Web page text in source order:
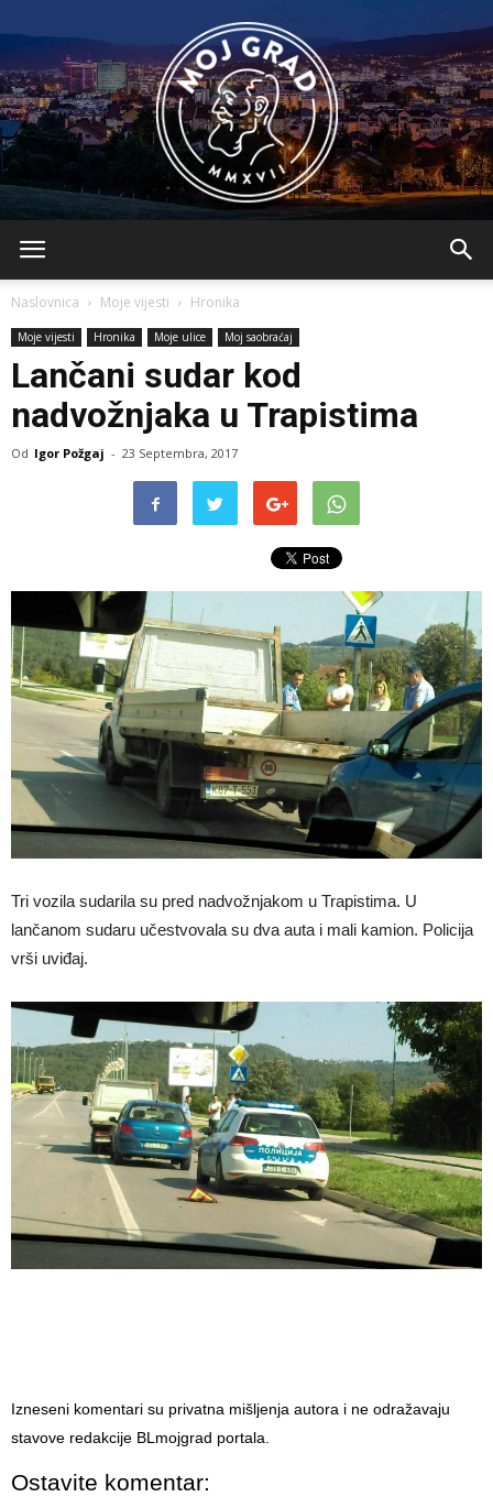
Naslovnica Moje vijesti Hronika
Moje vijesti Hronika Moje ulice Moj saobraćaj
Lančani sudar kod
nadvožnjaka u Trapistima
Od Igor Požgaj - 23 Septembra, 2017
Tri vozila sudarila su pred nadvožnjakom u Trapistima. U
lančanom sudaru učestvovala su dva auta i mali kamion. Policija
vrši uviđaj.
Izneseni komentari su privatna mišljenja autora i ne odražavaju
stavove redakcije BLmojgrad portala.
Ostavite komentar: